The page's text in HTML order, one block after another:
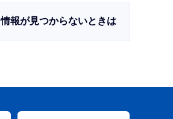
情報が見つからないときは